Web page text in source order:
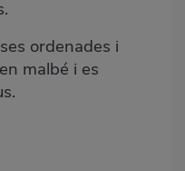
ordenades i
malbé i es